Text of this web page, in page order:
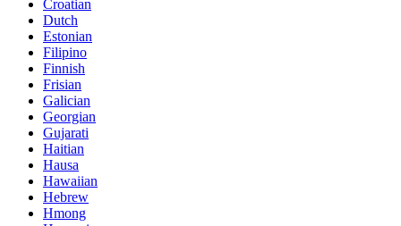
Croatian
Dutch
Estonian
Filipino
Finnish
Frisian
Galician
Georgian
Gujarati
Haitian
Hausa
Hawaiian
Hebrew
Hmong